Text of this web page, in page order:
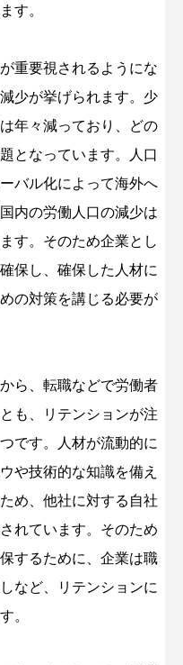
す。
重要視されるようにな
少が挙げられます。少
年々減っており、どの
となっています。人口
バル化によって海外へ
内の労働人口の減少は
す。そのため企業とし
保し、確保した人材に
の対策を講じる必要が
ら、転職などで労働者
も、リテンションが注
です。人材が流動的に
や技術的な知識を備え
め、他社に対する自社
れています。そのため
するために、企業は職
など、リテンションに
。